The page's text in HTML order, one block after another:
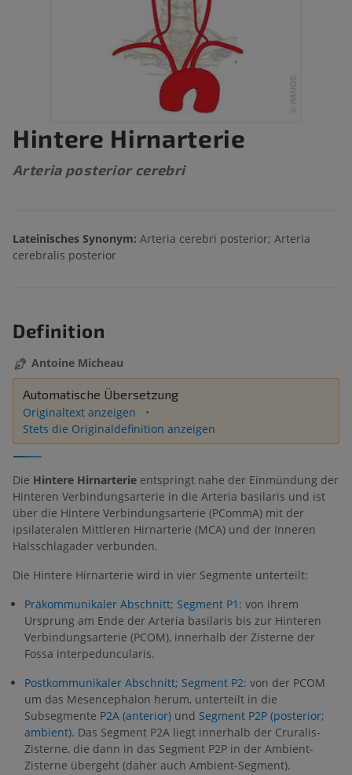
Hintere Hirnarterie
Arteria posterior cerebri
Lateinisches Synonym: Arteria cerebri posterior; Arteria
cerebralis posterior
Definition
Antoine Micheau
Automatische Übersetzung
Originaltext anzeigen
Stets die Originaldefinition anzeigen
Die Hintere Hirnarterie entspringt nahe der Einmündung der
Hinteren Verbindungsarterie in die Arteria basilaris und ist
über die Hintere Verbindungsarterie (PCommA) mit der
ipsilateralen Mittleren Hirnarterie (MCA) und der Inneren
Halsschlagader verbunden.
Die Hintere Hirnarterie wird in vier Segmente unterteilt:
Präkommunikaler Abschnitt; Segment P1 : von ihrem
Ursprung am Ende der Arteria basilaris bis zur Hinteren
Verbindungsarterie (PCOM), innerhalb der Zisterne der
Fossa interpeduncularis.
Postkommunikaler Abschnitt; Segment P2: von der PCOM
um das Mesencephalon herum, unterteilt in die
Subsegmente P2A (anterior) und Segment P2P (posterior;
ambient). Das Segment P2A liegt innerhalb der Cruralis-
Zisterne, die dann in das Segment P2P in der Ambient-
Zisterne übergeht (daher auch Ambient-Segment).